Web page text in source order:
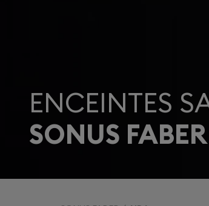
ENCEINTES
SONUS